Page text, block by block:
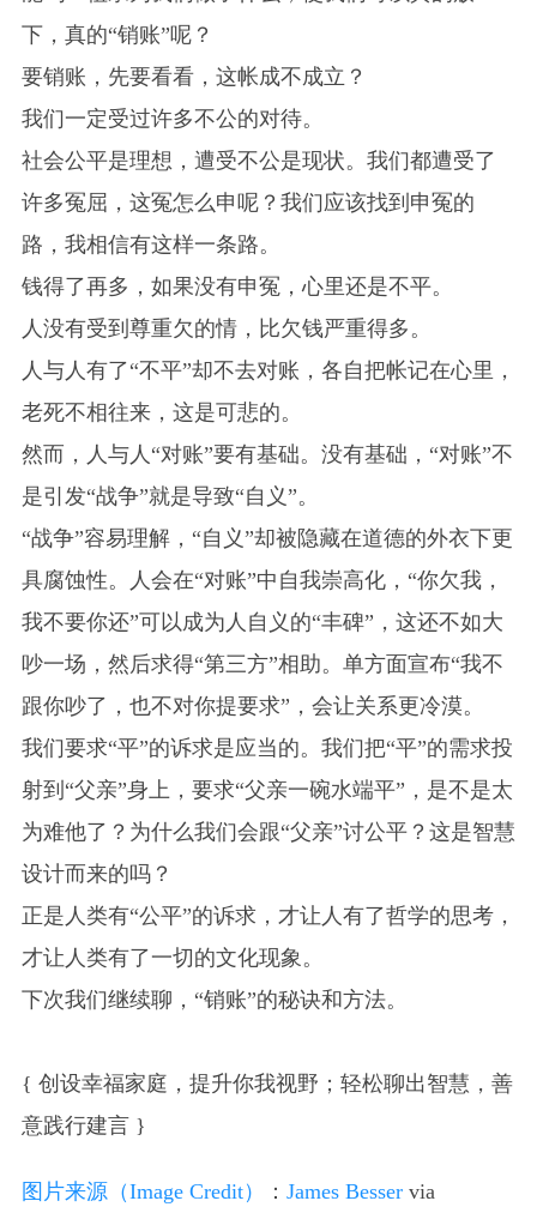
下，真的“销账”呢？
要销账，先要看看，这帐成不成立？
我们一定受过许多不公的对待。
社会公平是理想，遭受不公是现状。我们都遭受了
许多冤屈，这冤怎么申呢？我们应该找到申冤的
路，我相信有这样一条路。
钱得了再多，如果没有申冤，心里还是不平。
人没有受到尊重欠的情，比欠钱严重得多。
人与人有了“不平”却不去对账，各自把帐记在心里，
老死不相往来，这是可悲的。
然而，人与人“对账”要有基础。没有基础，“对账”不
是引发“战争”就是导致“自义”。
“战争”容易理解，“自义”却被隐藏在道德的外衣下更
具腐蚀性。人会在“对账”中自我崇高化，“你欠我，
我不要你还”可以成为人自义的“丰碑”，这还不如大
吵一场，然后求得“第三方”相助。单方面宣布“我不
跟你吵了，也不对你提要求”，会让关系更冷漠。
我们要求“平”的诉求是应当的。我们把“平”的需求投
射到“父亲”身上，要求“父亲一碗水端平”，是不是太
为难他了？为什么我们会跟“父亲”讨公平？这是智慧
设计而来的吗？
正是人类有“公平”的诉求，才让人有了哲学的思考，
才让人类有了一切的文化现象。
下次我们继续聊，“销账”的秘诀和方法。
{ 创设幸福家庭，提升你我视野；轻松聊出智慧，善
意践行建言 }
图片来源（Image Credit） ： James Besservia